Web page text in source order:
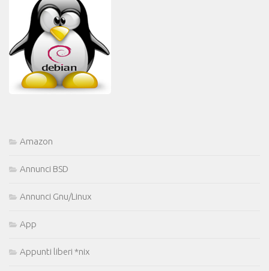
Amazon
Annunci BSD
Annunci Gnu/Linux
App
Appunti liberi *nix